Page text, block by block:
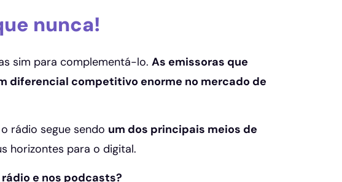
nunca!
sim para complementá-lo. As emissoras que
diferencial competitivo enorme no mercado de
o rádio segue sendo um dos principais meios de
horizontes para o digital.
e nos podcasts?